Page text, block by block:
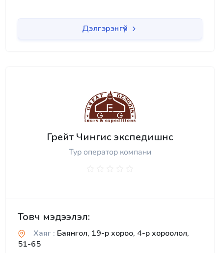
Дэлгэрэнгүй
Грейт Чингис экспедишнс
Тур оператор компани
Товч мэдээлэл:
Хаяг : Баянгол, 19-р хороо, 4-р хороолол,
51-65